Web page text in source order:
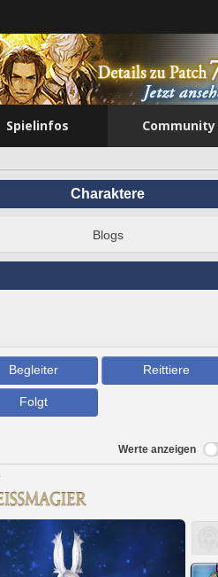
Spielinfos Community
Charaktere
Blogs
Begleiter Reittiere
Folgt
Werte anzeigen